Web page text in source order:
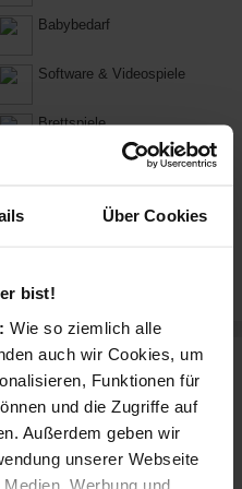
Über Cookies
bist!
Wie so ziemlich alle
auch wir Cookies, um
Funktionen für
und die Zugriffe auf
Außerdem geben wir
unserer Webseite
Werbung und
Babybedarf
Software & Videospiele
Brettspiele
R Us kaufen